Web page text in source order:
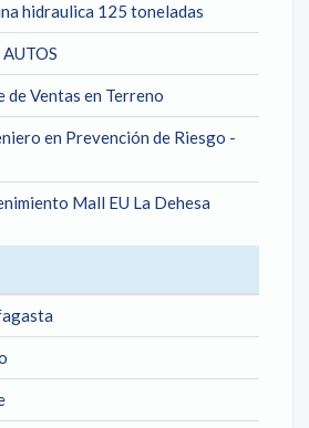
hidraulica 125 toneladas
de Ventas en Terreno
en Prevención de Riesgo -
Mall EU La Dehesa